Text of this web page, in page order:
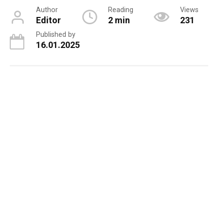
Author
Editor
Reading
2 min
Views
231
Published by
16.01.2025